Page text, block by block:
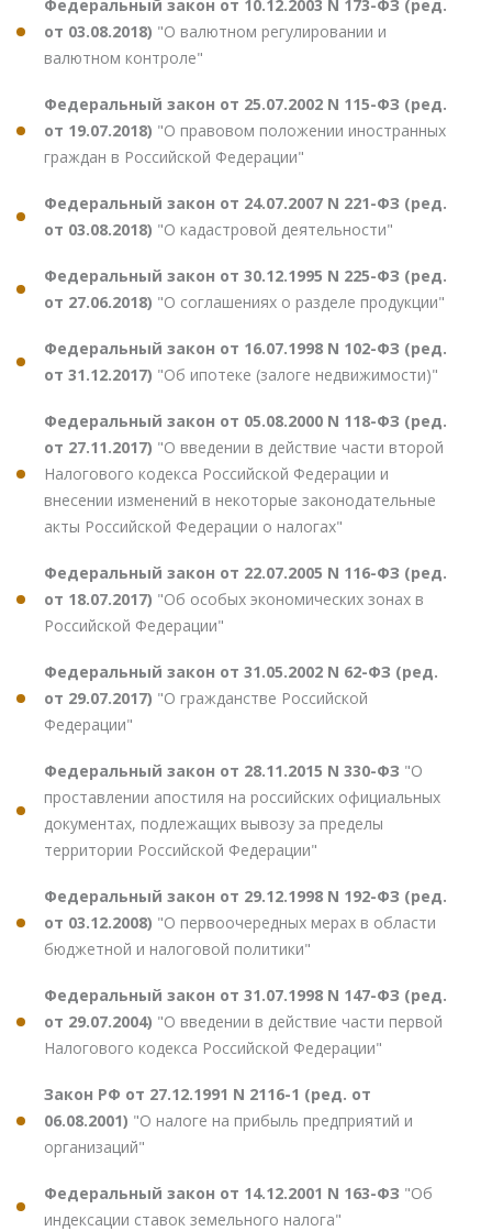
Федеральный закон от 10.12.2003 N 173-ФЗ (ред.
от 03.08.2018) "О валютном регулировании и
валютном контроле"
Федеральный закон от 25.07.2002 N 115-ФЗ (ред.
от 19.07.2018) "О правовом положении иностранных
граждан в Российской Федерации"
Федеральный закон от 24.07.2007 N 221-ФЗ (ред.
от 03.08.2018) "О кадастровой деятельности"
Федеральный закон от 30.12.1995 N 225-ФЗ (ред.
от 27.06.2018) "О соглашениях о разделе продукции"
Федеральный закон от 16.07.1998 N 102-ФЗ (ред.
от 31.12.2017) "Об ипотеке (залоге недвижимости)"
Федеральный закон от 05.08.2000 N 118-ФЗ (ред.
от 27.11.2017) "О введении в действие части второй
Налогового кодекса Российской Федерации и
внесении изменений в некоторые законодательные
акты Российской Федерации о налогах"
Федеральный закон от 22.07.2005 N 116-ФЗ (ред.
от 18.07.2017) "Об особых экономических зонах в
Российской Федерации"
Федеральный закон от 31.05.2002 N 62-ФЗ (ред.
от 29.07.2017) "О гражданстве Российской
Федерации"
Федеральный закон от 28.11.2015 N 330-ФЗ "О
проставлении апостиля на российских официальных
документах, подлежащих вывозу за пределы
территории Российской Федерации"
Федеральный закон от 29.12.1998 N 192-ФЗ (ред.
от 03.12.2008) "О первоочередных мерах в области
бюджетной и налоговой политики"
Федеральный закон от 31.07.1998 N 147-ФЗ (ред.
от 29.07.2004) "О введении в действие части первой
Налогового кодекса Российской Федерации"
Закон РФ от 27.12.1991 N 2116-1 (ред. от
06.08.2001) "О налоге на прибыль предприятий и
организаций"
Федеральный закон от 14.12.2001 N 163-ФЗ "Об
индексации ставок земельного налога"